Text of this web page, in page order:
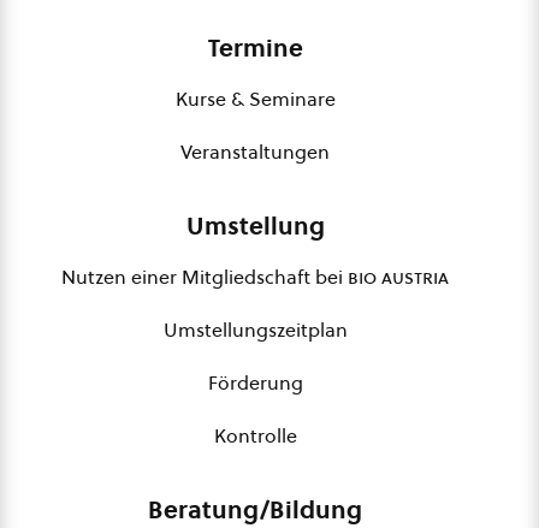
Termine
Kurse & Seminare
Veranstaltungen
Umstellung
Nutzen einer Mitgliedschaft bei bio austria
Umstellungszeitplan
Förderung
Kontrolle
Beratung/Bildung